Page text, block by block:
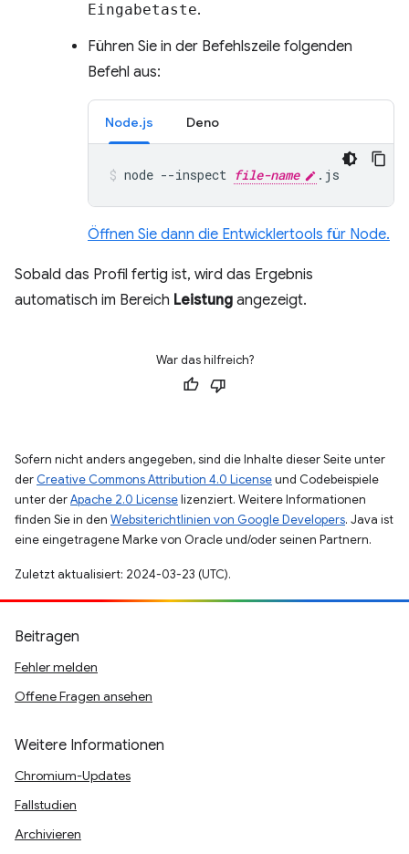
Eingabetaste.
Führen Sie in der Befehlszeile folgenden
Befehl aus:
Node.js Deno
node --inspect file-name .js
Öffnen Sie dann die Entwicklertools für Node.
Sobald das Profil fertig ist, wird das Ergebnis
automatisch im Bereich Leistung angezeigt.
War das hilfreich?
Sofern nicht anders angegeben, sind die Inhalte dieser Seite unter
der Creative Commons Attribution 4.0 Licenseund Codebeispiele
unter derApache 2.0 Licenselizenziert. Weitere Informationen
finden Sie in den Websiterichtlinien von Google Developers. Java ist
eine eingetragene Marke von Oracle und/oder seinen Partnern.
Zuletzt aktualisiert: 2024-03-23 (UTC).
Beitragen
Fehler melden
Offene Fragen ansehen
Weitere Informationen
Chromium-Updates
Fallstudien
Archivieren